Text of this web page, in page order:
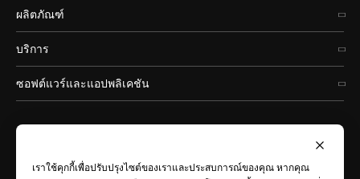
ผลิตภัณฑ์
บริการ
ซอฟต์แวร์และแอปพลิเคชัน
เราใช้คุกกี้เพื่อปรับปรุงไซต์ของเราและประสบการณ์ของคุณ หากคุณ